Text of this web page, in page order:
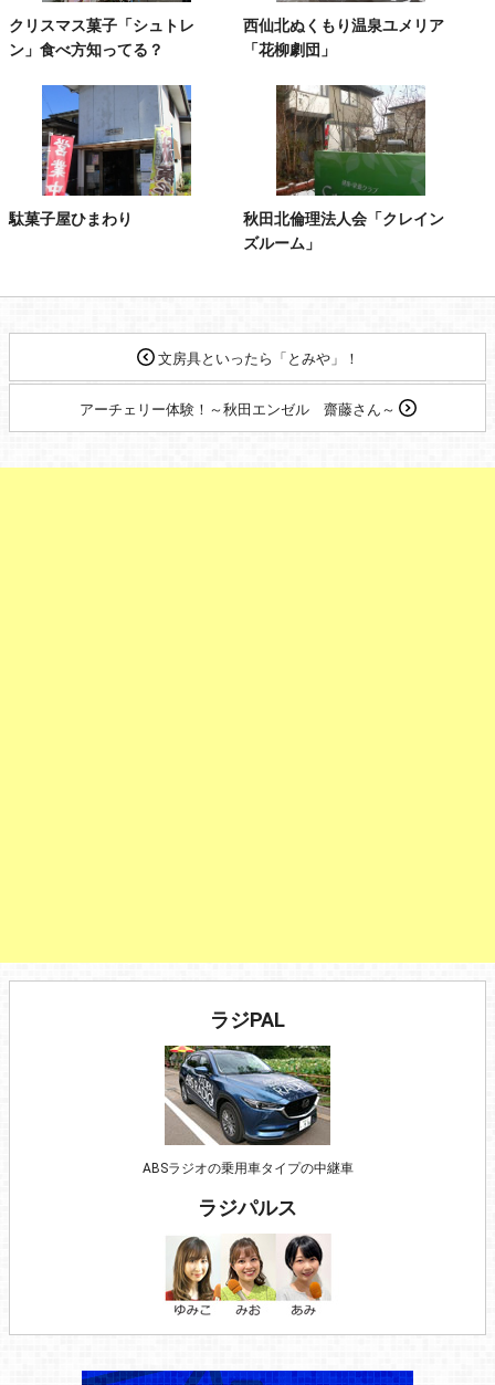
クリスマス菓子「シュトレ
ン」食べ方知ってる？
西仙北ぬくもり温泉ユメリア
「花柳劇団」
駄菓子屋ひまわり
秋田北倫理法人会「クレイン
ズルーム」
文房具といったら「とみや」！
アーチェリー体験！～秋田エンゼル 齋藤さん～
ラジPAL
ABSラジオの乗用車タイプの中継車
ラジパルス